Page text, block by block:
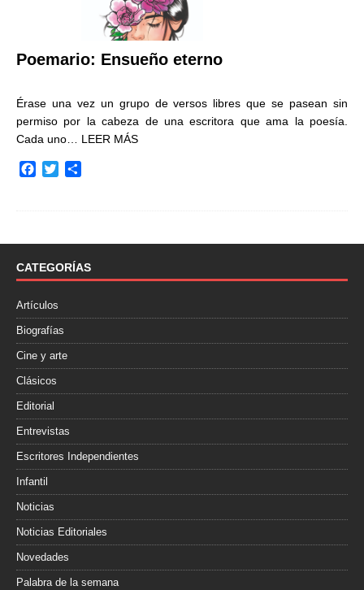
Poemario: Ensueño eterno
Érase una vez un grupo de versos libres que se pasean sin
permiso por la cabeza de una escritora que ama la poesía.
Cada uno… LEER MÁS
o
k
r
t
i
CATEGORÍAS
Artículos
Biografías
Cine y arte
Clásicos
Editorial
Entrevistas
Escritores Independientes
Infantil
Noticias
Noticias Editoriales
Novedades
Palabra de la semana